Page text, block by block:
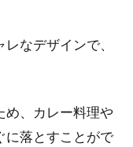
なデザインで、
め、カレー料理や
に落とすことがで